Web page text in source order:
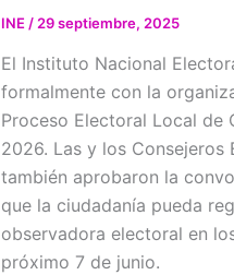
INE / 29 septiembre, 2025
El Instituto Nacional
formalmente con la
Proceso Electoral Local de
2026. Las y los Consejeros
también aprobaron la
que la ciudadanía pueda
observadora electoral en
próximo 7 de junio.